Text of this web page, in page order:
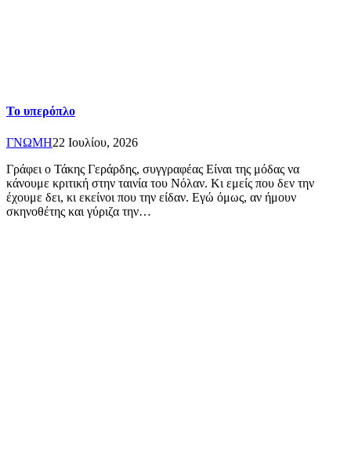
Το υπερόπλο
ΓΝΩΜΗ22 Ιουλίου, 2026
Γράφει ο Τάκης Γεράρδης, συγγραφέας Είναι της μόδας να
κάνουμε κριτική στην ταινία του Νόλαν. Κι εμείς που δεν την
έχουμε δει, κι εκείνοι που την είδαν. Εγώ όμως, αν ήμουν
σκηνοθέτης και γύριζα την…